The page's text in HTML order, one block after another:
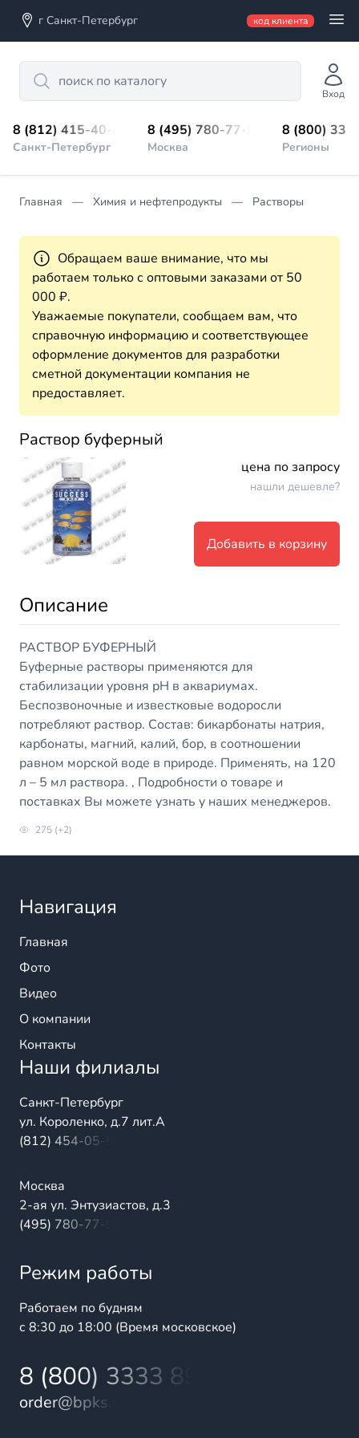
г Санкт-Петербург код клиента
Search
Вход
8 (812) 415-40-45
Санкт-Петербург
8 (495) 780-77-98
Москва
8 (800)
Регионы
Главная Химия и нефтепродукты Растворы
Обращаем ваше внимание, что мы
работаем только с оптовыми заказами от 50
000 ₽.
Уважаемые покупатели, сообщаем вам, что
справочную информацию и соответствующее
оформление документов для разработки
сметной документации компания не
предоставляет.
Раствор буферный
цена по запросу
нашли дешевле?
Добавить в корзину
Описание
РАСТВОР БУФЕРНЫЙ
Буферные растворы применяются для
стабилизации уровня рН в аквариумах.
Беспозвоночные и известковые водоросли
потребляют раствор. Состав: бикарбонаты натрия,
карбонаты, магний, калий, бор, в соотношении
равном морской воде в природе. Применять, на 120
л – 5 мл раствора. , Подробности о товаре и
поставках Вы можете узнать у наших менеджеров.
275 (+2)
Навигация
Главная
Фото
Видео
О компании
Контакты
Наши филиалы
Санкт-Петербург
ул. Короленко, д.7 лит.А
(812) 454-05-54
Москва
2-ая ул. Энтузиастов, д.3
(495) 780-77-98
Режим работы
Работаем по будням
с 8:30 до 18:00 (Время московское)
8 (800) 3333 899
order@bpks.ru